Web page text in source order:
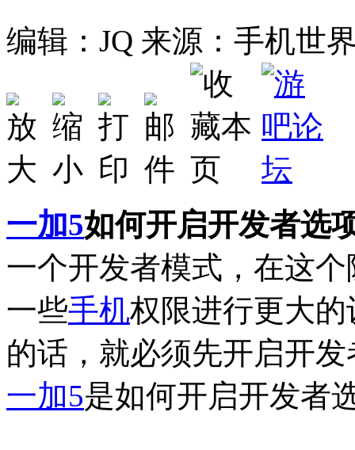
编辑：JQ 来源：手机世
一加5如何开启开发者选
一个开发者模式，在这
一些手机权限进行更大
的话，就必须先开启开
一加5是如何开启开发者